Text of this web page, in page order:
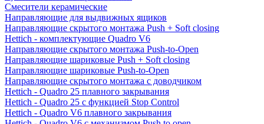
Смесители керамические
Направляющие для выдвижных ящиков
Направляющие скрытого монтажа Push + Soft closing
Hettich - комплектующие Quadro V6
Направляющие скрытого монтажа Push-to-Open
Направляющие шариковые Push + Soft closing
Направляющие шариковые Push-to-Open
Направляющие скрытого монтажа с доводчиком
Hettich - Quadro 25 плавного закрывания
Hettich - Quadro 25 с функцией Stop Control
Hettich - Quadro V6 плавного закрывания